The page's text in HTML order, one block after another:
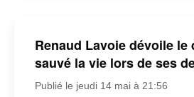
Renaud Lavoie dévoile
sauvé la vie lors de ses
Publié le jeudi 14 mai à 21:56